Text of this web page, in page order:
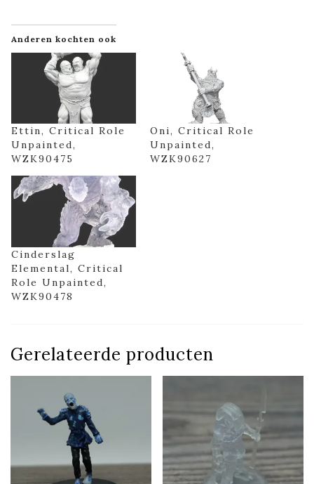
Anderen kochten ook
Ettin, Critical Role
Unpainted,
WZK90475
Oni, Critical Role
Unpainted,
WZK90627
Cinderslag
Elemental, Critical
Role Unpainted,
WZK90478
Gerelateerde producten